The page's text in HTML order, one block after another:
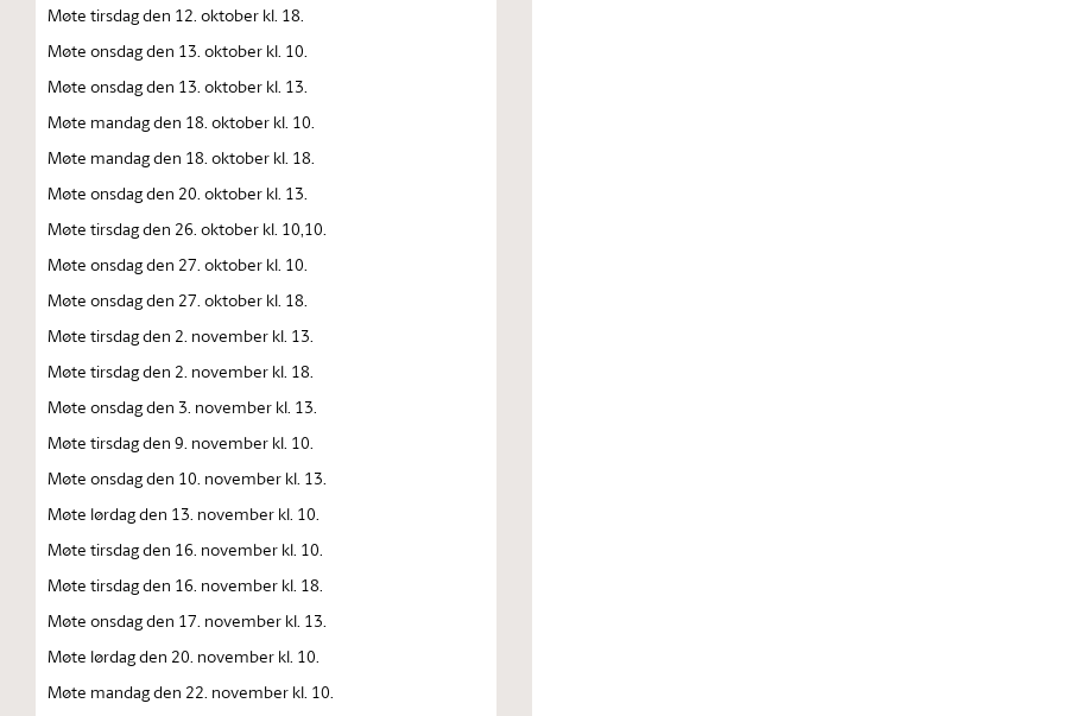
Møte tirsdag den 12. oktober kl. 18.
Møte onsdag den 13. oktober kl. 10.
Møte onsdag den 13. oktober kl. 13.
Møte mandag den 18. oktober kl. 10.
Møte mandag den 18. oktober kl. 18.
Møte onsdag den 20. oktober kl. 13.
Møte tirsdag den 26. oktober kl. 10,10.
Møte onsdag den 27. oktober kl. 10.
Møte onsdag den 27. oktober kl. 18.
Møte tirsdag den 2. november kl. 13.
Møte tirsdag den 2. november kl. 18.
Møte onsdag den 3. november kl. 13.
Møte tirsdag den 9. november kl. 10.
Møte onsdag den 10. november kl. 13.
Møte lørdag den 13. november kl. 10.
Møte tirsdag den 16. november kl. 10.
Møte tirsdag den 16. november kl. 18.
Møte onsdag den 17. november kl. 13.
Møte lørdag den 20. november kl. 10.
Møte mandag den 22. november kl. 10.